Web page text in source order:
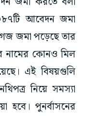
আবেদন জমা
জমা পড়েছে তার
নামের কোনও মিল
এই বিষয়গুলি
নিয়ে সমস্যা
হবে। পুনর্বাসনের